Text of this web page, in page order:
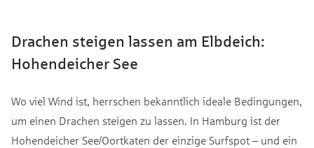
Drachen steigen lassen am Elbdeich:
Hohendeicher See
Wo viel Wind ist, herrschen bekanntlich ideale Bedingungen,
um einen Drachen steigen zu lassen. In Hamburg ist der
Hohendeicher See/Oortkaten der einzige Surfspot – und ein